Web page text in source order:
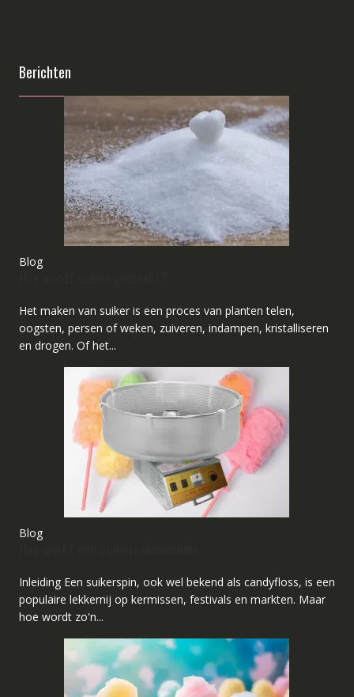
Berichten
Blog
Het maken van suiker is een proces van planten telen,
oogsten, persen of weken, zuiveren, indampen, kristalliseren
en drogen. Of het...
Blog
Inleiding Een suikerspin, ook wel bekend als candyfloss, is een
populaire lekkernij op kermissen, festivals en markten. Maar
hoe wordt zo'n...